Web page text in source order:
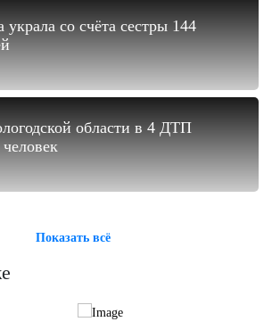
украла со счёта сестры 144
области в 4 ДТП
Показать всё